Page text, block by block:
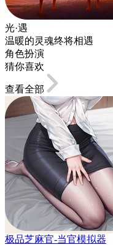
光·遇
温暖的灵魂终将相遇
角色扮演
猜你喜欢
查看全部
极品芝麻官-当官模拟器